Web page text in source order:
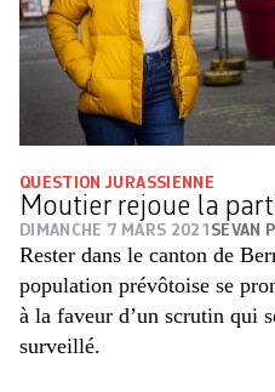
QUESTION JURASSIENNE
Moutier rejoue la
DIMANCHE 7 MARS 2021 SEVAN
Rester dans le canton de
population prévôtoise se
à la faveur d’un scrutin qui
surveillé.